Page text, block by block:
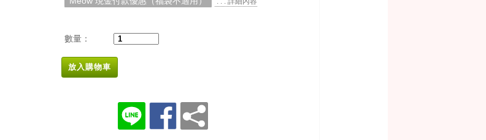
數量：
放入購物車